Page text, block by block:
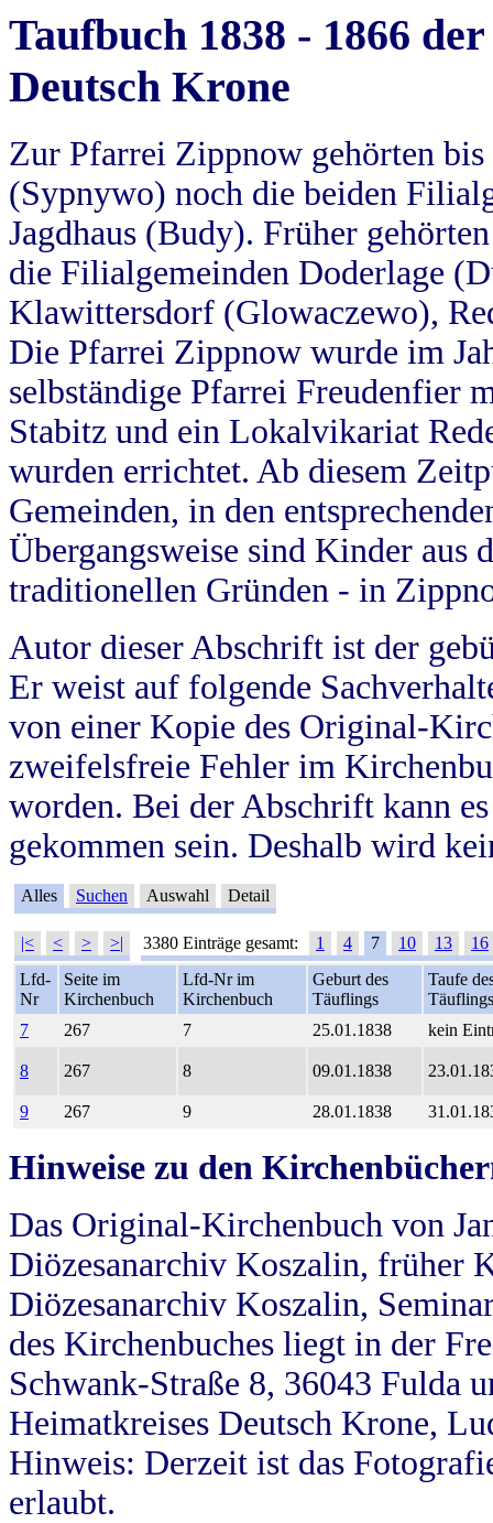
Taufbuch 1838 - 1866
Deutsch Krone
Zur Pfarrei Zippnow gehörten
(Sypnywo) noch die beiden
Jagdhaus (Budy). Früher
die Filialgemeinden Doderlage
Klawittersdorf (Glowaczewo),
Die Pfarrei Zippnow wurde im
selbständige Pfarrei Freudenfier
Stabitz und ein Lokalvikariat
wurden errichtet. Ab diesem
Gemeinden, in den
Übergangsweise sind Kinder aus
traditionellen Gründen - in
Autor dieser Abschrift ist der
Er weist auf folgende
von einer Kopie des Original-
zweifelsfreie Fehler im
worden. Bei der Abschrift kann
gekommen sein. Deshalb wird
Alles Suchen Auswahl Detail
|< < > >| 3380 Einträge gesamt: 1 4 7 10 13
16
Lfd-
Nr
Seite im
Kirchenbuch
Lfd-Nr im
Kirchenbuch
Geburt des
Täuflings
Taufe
Täuflings
7
267 7 25.01.1838 kein
8 267 8 09.01.1838
9 267 9 28.01.1838
Hinweise zu den
Das Original-Kirchenbuch von
Diözesanarchiv Koszalin, früher
Diözesanarchiv Koszalin,
des Kirchenbuches liegt in der
Schwank-Straße 8, 36043 Fulda
Heimatkreises Deutsch Krone,
Hinweis: Derzeit ist das
erlaubt.